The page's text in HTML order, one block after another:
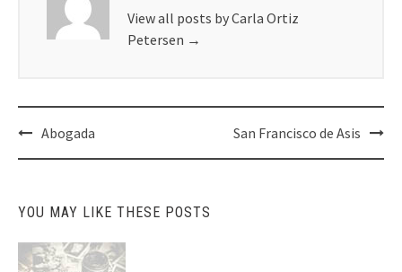
View all posts by Carla Ortiz
Petersen →
Post
navigation
Abogada San Francisco de Asis
YOU MAY LIKE THESE POSTS